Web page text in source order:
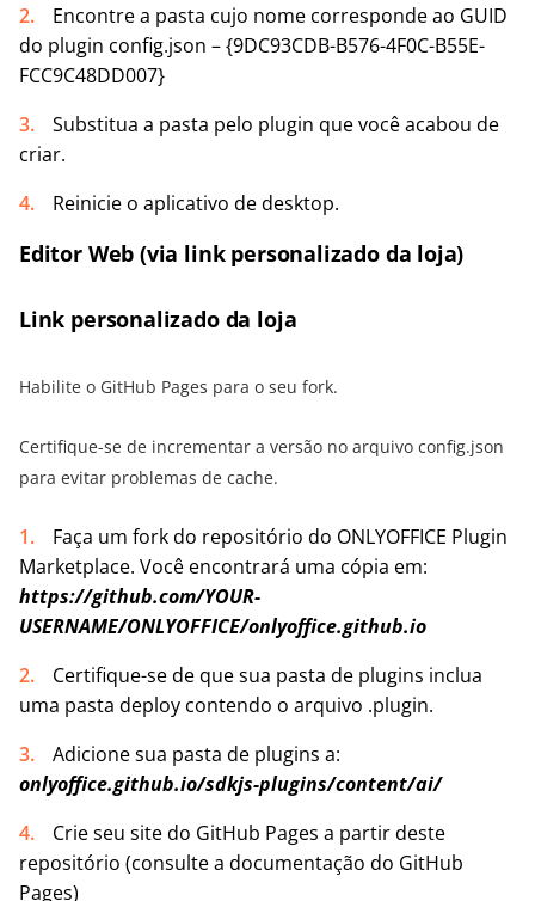
Encontre a pasta cujo nome corresponde ao GUID
do plugin config.json – {9DC93CDB-B576-4F0C-B55E-
FCC9C48DD007}
Substitua a pasta pelo plugin que você acabou de
criar.
Reinicie o aplicativo de desktop.
Editor Web (via link personalizado da loja)
Link personalizado da loja
Habilite o GitHub Pages para o seu fork.
Certifique-se de incrementar a versão no arquivo config.json
para evitar problemas de cache.
Faça um fork do repositório do ONLYOFFICE Plugin
Marketplace. Você encontrará uma cópia em:
https://github.com/YOUR-
USERNAME/ONLYOFFICE/onlyoffice.github.io
Certifique-se de que sua pasta de plugins inclua
uma pasta deploy contendo o arquivo .plugin.
Adicione sua pasta de plugins a:
onlyoffice.github.io/sdkjs-plugins/content/ai/
Crie seu site do GitHub Pages a partir deste
repositório (consulte a documentação do GitHub
Pages)